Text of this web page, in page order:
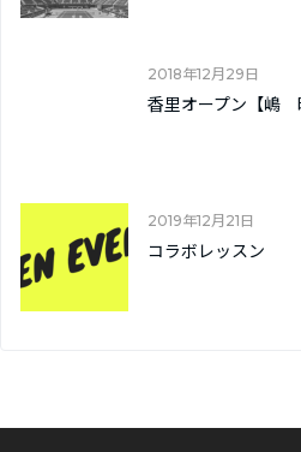
2018年12月29日
香里オープン【嶋
2019年12月21日
コラボレッスン